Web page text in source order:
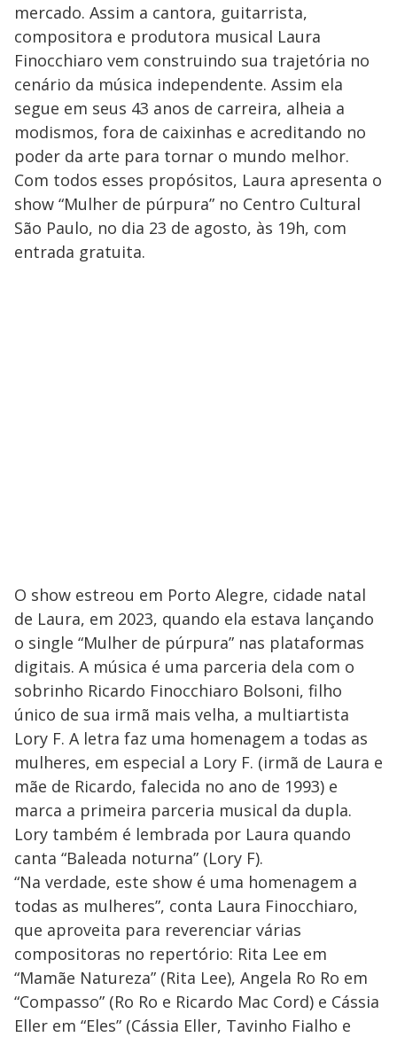
mercado. Assim a cantora, guitarrista,
compositora e produtora musical Laura
Finocchiaro vem construindo sua trajetória no
cenário da música independente. Assim ela
segue em seus 43 anos de carreira, alheia a
modismos, fora de caixinhas e acreditando no
poder da arte para tornar o mundo melhor.
Com todos esses propósitos, Laura apresenta o
show “Mulher de púrpura” no Centro Cultural
São Paulo, no dia 23 de agosto, às 19h, com
entrada gratuita.
O show estreou em Porto Alegre, cidade natal
de Laura, em 2023, quando ela estava lançando
o single “Mulher de púrpura” nas plataformas
digitais. A música é uma parceria dela com o
sobrinho Ricardo Finocchiaro Bolsoni, filho
único de sua irmã mais velha, a multiartista
Lory F. A letra faz uma homenagem a todas as
mulheres, em especial a Lory F. (irmã de Laura e
mãe de Ricardo, falecida no ano de 1993) e
marca a primeira parceria musical da dupla.
Lory também é lembrada por Laura quando
canta “Baleada noturna” (Lory F).
“Na verdade, este show é uma homenagem a
todas as mulheres”, conta Laura Finocchiaro,
que aproveita para reverenciar várias
compositoras no repertório: Rita Lee em
“Mamãe Natureza” (Rita Lee), Angela Ro Ro em
“Compasso” (Ro Ro e Ricardo Mac Cord) e Cássia
Eller em “Eles” (Cássia Eller, Tavinho Fialho e